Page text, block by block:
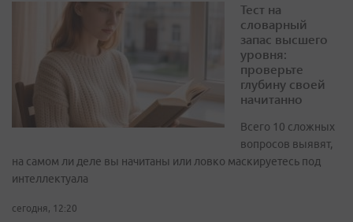
Тест на
словарный
запас высшего
уровня:
проверьте
глубину своей
начитанно
Всего 10 сложных
вопросов выявят,
на самом ли деле вы начитаны или ловко маскируетесь под
интеллектуала
сегодня, 12:20